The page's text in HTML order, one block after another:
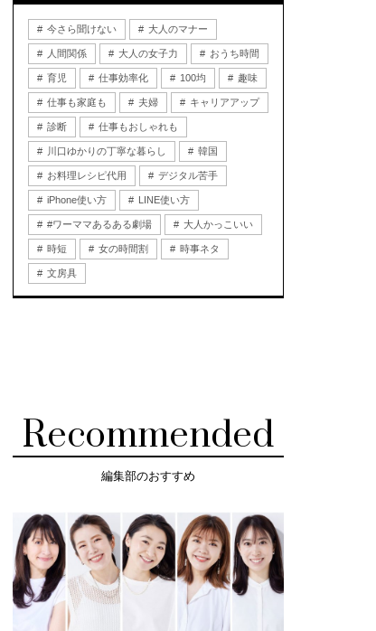
今さら聞けない 大人のマナー
人間関係 大人の女子力 おうち時間
育児 仕事効率化 100均 趣味
仕事も家庭も 夫婦 キャリアアップ
診断 仕事もおしゃれも
川口ゆかりの丁寧な暮らし 韓国
お料理レシピ代用 デジタル苦手
iPhone使い方 LINE使い方
#ワーママあるある劇場 大人かっこいい
時短 女の時間割 時事ネタ
文房具
Recommended
編集部のおすすめ